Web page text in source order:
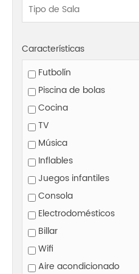
Características
Futbolín
Piscina de bolas
Cocina
TV
Música
Inflables
Juegos infantiles
Consola
Electrodomésticos
Billar
Wifi
Aire acondicionado